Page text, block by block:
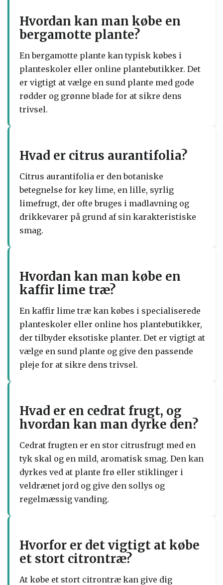
Hvordan kan man købe en
bergamotte plante?
En bergamotte plante kan typisk købes i
planteskoler eller online plantebutikker. Det
er vigtigt at vælge en sund plante med gode
rødder og grønne blade for at sikre dens
trivsel.
Hvad er citrus aurantifolia?
Citrus aurantifolia er den botaniske
betegnelse for key lime, en lille, syrlig
limefrugt, der ofte bruges i madlavning og
drikkevarer på grund af sin karakteristiske
smag.
Hvordan kan man købe en
kaffir lime træ?
En kaffir lime træ kan købes i specialiserede
planteskoler eller online hos plantebutikker,
der tilbyder eksotiske planter. Det er vigtigt at
vælge en sund plante og give den passende
pleje for at sikre dens trivsel.
Hvad er en cedrat frugt, og
hvordan kan man dyrke den?
Cedrat frugten er en stor citrusfrugt med en
tyk skal og en mild, aromatisk smag. Den kan
dyrkes ved at plante frø eller stiklinger i
veldrænet jord og give den sollys og
regelmæssig vanding.
Hvorfor er det vigtigt at købe
et stort citrontræ?
At købe et stort citrontræ kan give dig